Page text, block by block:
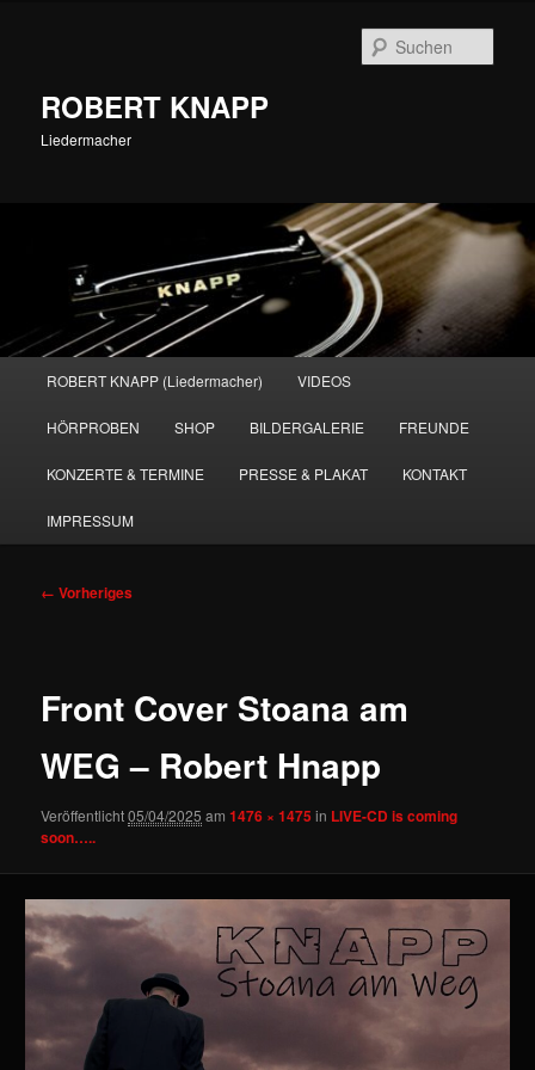
ROBERT KNAPP
Liedermacher
ROBERT KNAPP (Liedermacher) VIDEOS
HÖRPROBEN SHOP BILDERGALERIE FREUNDE
KONZERTE & TERMINE PRESSE & PLAKAT KONTAKT
IMPRESSUM
Bilder-
← Vorheriges
Front Cover Stoana am
WEG – Robert Hnapp
Veröffentlicht05/04/2025 am1476 × 1475 in LIVE-CD is coming
soon…..